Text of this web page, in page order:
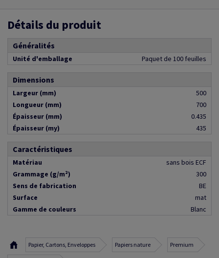
Détails du produit
Généralités
Unité d'emballage Paquet de 100 feuilles
Dimensions
Largeur (mm)
500
Longueur (mm)
700
Épaisseur (mm)
0.435
Épaisseur (my)
435
Caractéristiques
Matériau
sans bois ECF
Grammage (g/m²)
300
Sens de fabrication
BE
Surface
mat
Gamme de couleurs
Blanc
Papier, Cartons, Enveloppes Papiers nature Premium